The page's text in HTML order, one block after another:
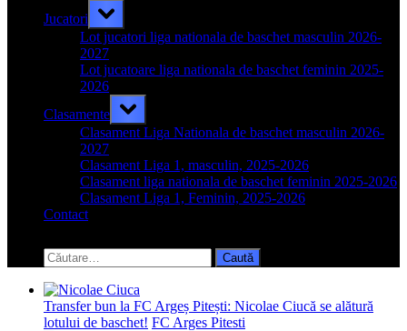
Jucatori
Toggle
sub-
menu
Lot jucatori liga nationala de baschet masculin 2026-
2027
Lot jucatoare liga nationala de baschet feminin 2025-
2026
Clasamente
Toggle
sub-
menu
Clasament Liga Nationala de baschet masculin 2026-
2027
Clasament Liga 1, masculin, 2025-2026
Clasament liga nationala de baschet feminin 2025-2026
Clasament Liga 1, Feminin, 2025-2026
Contact
search
form
Caută
după:
Transfer bun la FC Argeș Pitești: Nicolae Ciucă se alătură
lotului de baschet! FC Arges Pitesti